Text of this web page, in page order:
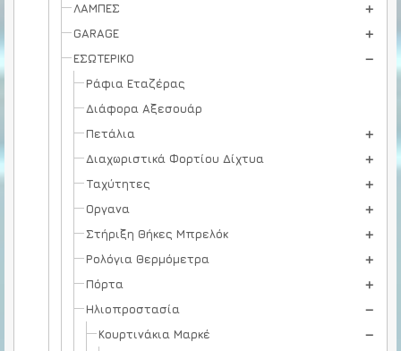
ΛΑΜΠΕΣ
GARAGE
ΕΣΩΤΕΡΙΚΟ
Ράφια Εταζέρας
Διάφορα Αξεσουάρ
Πετάλια
Διαχωριστικά Φορτίου Δίχτυα
Ταχύτητες
Οργανα
Στήριξη Θήκες Μπρελόκ
Ρολόγια Θερμόμετρα
Πόρτα
Ηλιοπροστασία
Κουρτινάκια Μαρκέ